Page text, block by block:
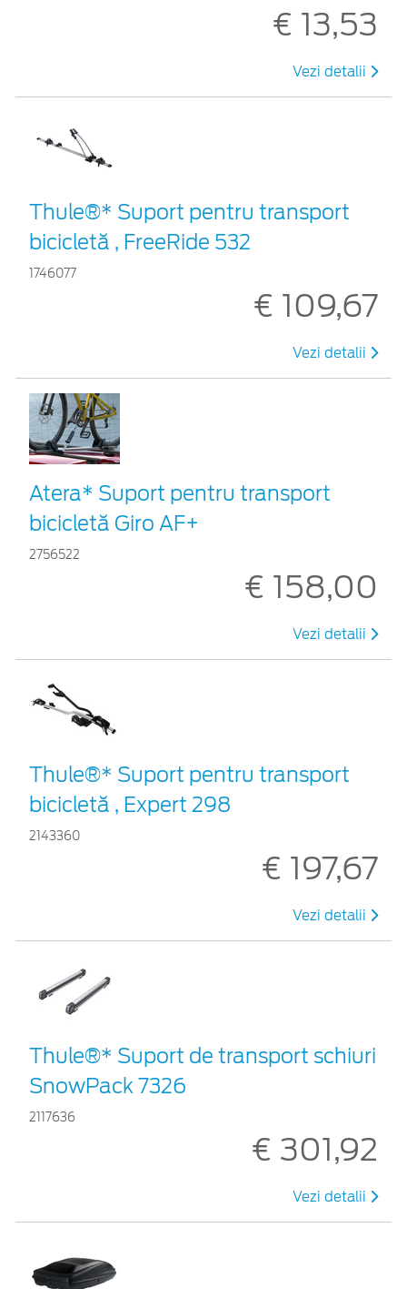
€ 13,53
Vezi detalii
Thule®* Suport pentru transport
bicicletă , FreeRide 532
1746077
€ 109,67
Vezi detalii
Atera* Suport pentru transport
bicicletă Giro AF+
2756522
€ 158,00
Vezi detalii
Thule®* Suport pentru transport
bicicletă , Expert 298
2143360
€ 197,67
Vezi detalii
Thule®* Suport de transport schiuri
SnowPack 7326
2117636
€ 301,92
Vezi detalii